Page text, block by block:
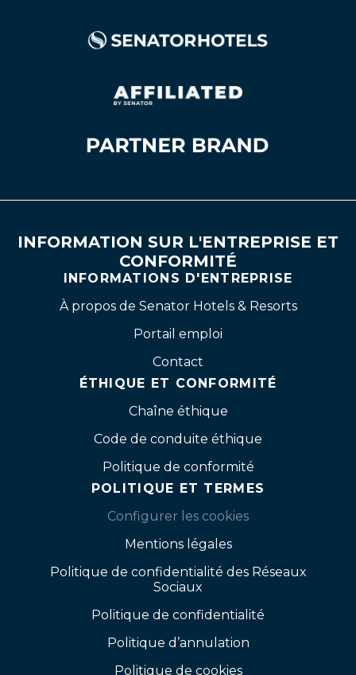
INFORMATION SUR L'ENTREPRISE ET
CONFORMITÉ
INFORMATIONS D'ENTREPRISE
À propos de Senator Hotels & Resorts
Portail emploi
Contact
ÉTHIQUE ET CONFORMITÉ
Chaîne éthique
Code de conduite éthique
Politique de conformité
POLITIQUE ET TERMES
Configurer les cookies
Mentions légales
Politique de confidentialité des Réseaux
Sociaux
Politique de confidentialité
Politique d’annulation
Politique de cookies